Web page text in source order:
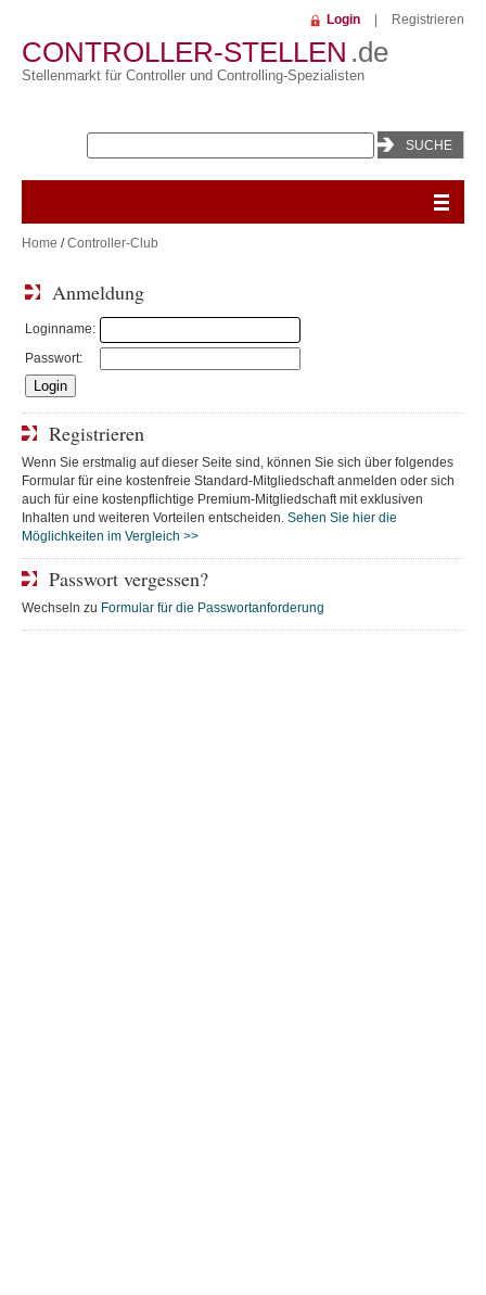
CONTROLLER-STELLEN .de
Stellenmarkt für Controller und Controlling-Spezialisten
Login Registrieren
Home /Controller-Club
Anmeldung
Loginname:
Passwort:
Registrieren
Wenn Sie erstmalig auf dieser Seite sind, können Sie sich über folgendes
Formular für eine kostenfreie Standard-Mitgliedschaft anmelden oder sich
auch für eine kostenpflichtige Premium-Mitgliedschaft mit exklusiven
Inhalten und weiteren Vorteilen entscheiden. Sehen Sie hier die
Möglichkeiten im Vergleich >>
Passwort vergessen?
Wechseln zu Formular für die Passwortanforderung